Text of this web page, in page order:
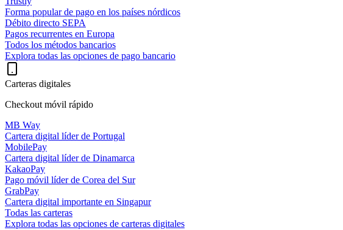
Forma popular de pago en los países nórdicos
Débito directo SEPA
Pagos recurrentes en Europa
Todos los métodos bancarios
Explora todas las opciones de pago bancario
Carteras digitales
Checkout móvil rápido
MB Way
Cartera digital líder de Portugal
MobilePay
Cartera digital líder de Dinamarca
KakaoPay
Pago móvil líder de Corea del Sur
GrabPay
Cartera digital importante en Singapur
Todas las carteras
Explora todas las opciones de carteras digitales